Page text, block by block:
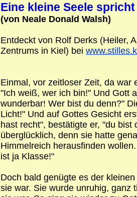
Eine kleine Seele
(von Neale Donald Walsh)
Entdeckt von Rolf Derks (Heiler,
Zentrums in Kiel) bei
Einmal, vor zeitloser Zeit, da war
"Ich weiß, wer ich bin!" Und Gott
wunderbar! Wer bist du denn?"
Licht!" Und auf Gottes Gesicht
hast recht", bestätigte er, "du
überglücklich, denn sie hatte
Himmelreich herausfinden
ist ja Klasse!"
Doch bald genügte es der
sie war. Sie wurde unruhig, ganz